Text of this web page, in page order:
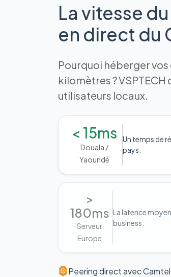
La vitesse
en direct du
Pourquoi héberger
kilomètres ?
utilisateurs locaux.
< 15ms
Douala /
Yaoundé
Un temps de
pays.
>
180ms
Serveur
Europe
La latence
business.
Peering direct avec